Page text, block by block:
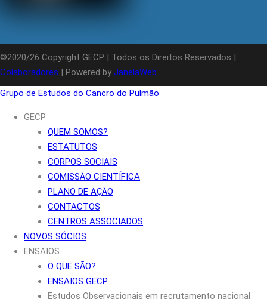
©2020/26 Copyright GECP | Todos os Direitos Reservados |
Colaboradores | Powered by JanelaWeb
Grupo de Estudos do Cancro do Pulmão
GECP
QUEM SOMOS?
ESTATUTOS
CORPOS SOCIAIS
COMISSÃO CIENTÍFICA
PLANO DE AÇÃO
CONTACTOS
CENTROS ASSOCIADOS
NOVOS SÓCIOS
ENSAIOS
O QUE SÃO?
ENSAIOS GECP
Estudos Observacionais em recrutamento nacional